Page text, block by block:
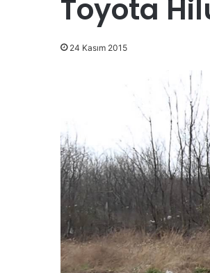
Toyota
24 Kasım 2015